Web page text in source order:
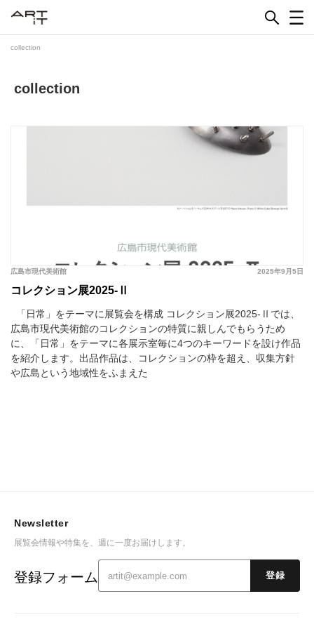
collection
collection
2025年9月5日
広島市現代美術館
コレクション展2025-Ⅱ
「日常」をテーマに展覧会を構成 コレクション展2025-Ⅱでは、
広島市現代美術館のコレクションの特質に親しんでもらうため
に、「日常」をテーマに各展示室毎に4つのキーワードを設け作品
を紹介します。出品作品は、コレクションの枠を超え、収集方針
や広島という地域性をふまえた
Newsletter
展覧会情報や特集を、週に一度お届けします。
登録フォーム 登録